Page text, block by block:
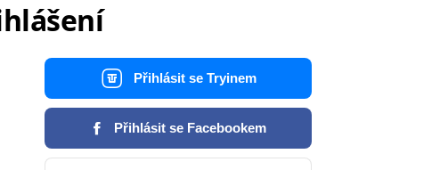
Přihlásit se Tryinem
Přihlásit se Facebookem